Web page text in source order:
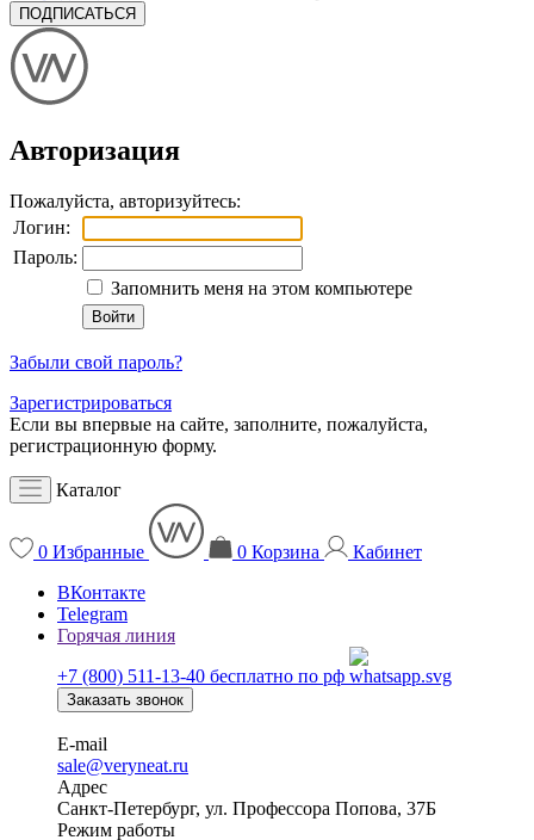
ПОДПИСАТЬСЯ
Авторизация
Пожалуйста, авторизуйтесь:
Логин:
Пароль:
Запомнить меня на этом компьютере
Забыли свой пароль?
Зарегистрироваться
Если вы впервые на сайте, заполните, пожалуйста,
регистрационную форму.
Каталог
0 Избранные 0 Корзина
Кабинет
ВКонтакте
Telegram
Горячая линия
+7 (800) 511-13-40 бесплатно по рф
Заказать звонок
E-mail
sale@veryneat.ru
Адрес
Санкт-Петербург, ул. Профессора Попова, 37Б
Режим работы